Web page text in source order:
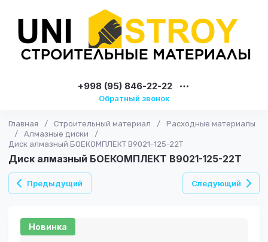
+998 (95) 846-22-22
Обратный звонок
Главная / Строительный материал /
Расходные материалы
/
Алмазные диски
/
Диск алмазный БОЕКОМПЛЕКТ B9021-125-22T
Диск алмазный БОЕКОМПЛЕКТ B9021-125-22T
Предыдущий Следующий
Новинка